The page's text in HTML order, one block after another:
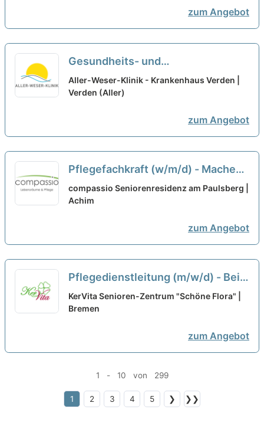
zum Angebot
Gesundheits- und
Krankenpfleger:in (m/w/d) für das
Linksherzkatheter-Messplatz -
Aller-Weser-Klinik - Krankenhaus Verden |
Verden (Aller)
zum Angebot
Pflegefachkraft (w/m/d) - Machen
Sie ein starkes Team noch stärker!
neu
compassio Seniorenresidenz am Paulsberg |
Achim
zum Angebot
Pflegedienstleitung (m/w/d) - Bei
uns kannst Du Dich geborgen
fühlen!
KerVita Senioren-Zentrum "Schöne Flora" |
Bremen
zum Angebot
1 - 10 von 299
1 2 3 4 5 ❯ ❯❯